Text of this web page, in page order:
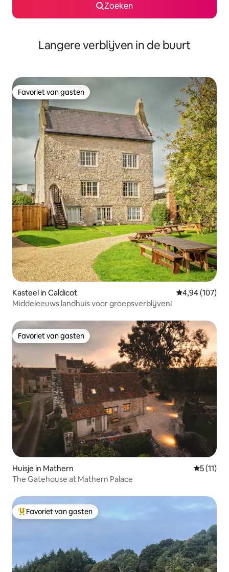
Zoeken
Langere verblijven in de buurt
Favoriet van gasten
Favoriet van gasten
Kasteel in Caldicot Gemiddelde
4,94 (107)
Middeleeuws landhuis voor groepsverblijven!
Favoriet van gasten
Favoriet van gasten
Huisje in Mathern
5 (11)
The Gatehouse at Mathern Palace
Topfavoriet van gasten
Favoriet van gasten